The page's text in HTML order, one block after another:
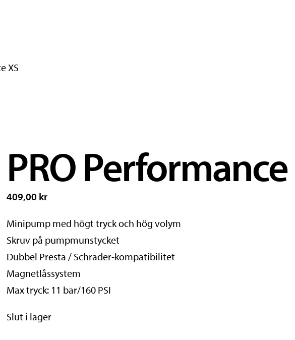
XS
PRO Performance
409,00 kr
Minipump med högt tryck och hög volym
Skruv på pumpmunstycket
Dubbel Presta / Schrader-kompatibilitet
Magnetlåssystem
Max tryck: 11 bar/160 PSI
Slut i lager